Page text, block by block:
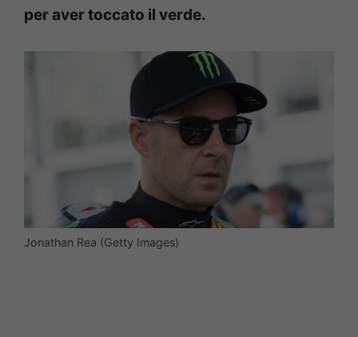
per aver toccato il verde.
Jonathan Rea (Getty Images)